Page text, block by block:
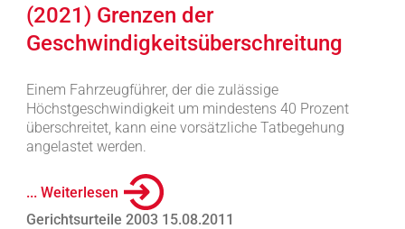
(2021) Grenzen der
Geschwindigkeitsüberschreitung
Einem Fahrzeugführer, der die zulässige
Höchstgeschwindigkeit um mindestens 40 Prozent
überschreitet, kann eine vorsätzliche Tatbegehung
angelastet werden.
... Weiterlesen
Gerichtsurteile 2003 15.08.2011